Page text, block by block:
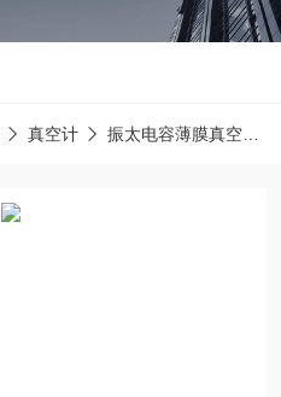
真空计 振太电容薄膜真空计厂家